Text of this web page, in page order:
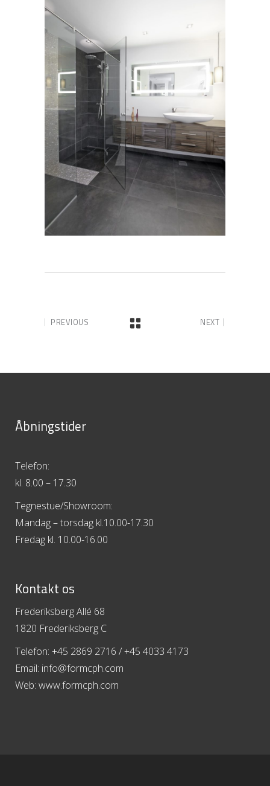
PREVIOUS NEXT
Åbningstider
Telefon:
kl. 8.00 – 17.30
Tegnestue/Showroom:
Mandag – torsdag kl.10.00-17.30
Fredag kl. 10.00-16.00
Kontakt os
Frederiksberg Allé 68
1820 Frederiksberg C
Telefon: +45 2869 2716 / +45 4033 4173
Email: info@formcph.com
Web: www.formcph.com